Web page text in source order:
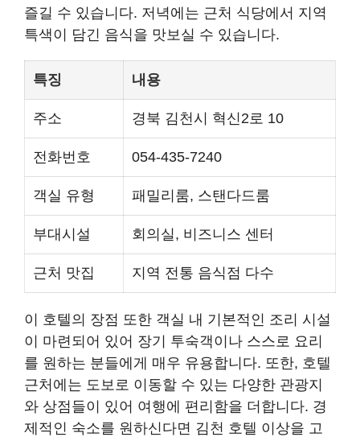
즐길 수 있습니다. 저녁에는 근처 식당에서 지역
특색이 담긴 음식을 맛보실 수 있습니다.
특징 내용
주소 경북 김천시 혁신2로 10
전화번호 054-435-7240
객실 유형 패밀리룸, 스탠다드룸
부대시설 회의실, 비즈니스 센터
근처 맛집 지역 전통 음식점 다수
이 호텔의 장점 또한 객실 내 기본적인 조리 시설
이 마련되어 있어 장기 투숙객이나 스스로 요리
를 원하는 분들에게 매우 유용합니다. 또한, 호텔
근처에는 도보로 이동할 수 있는 다양한 관광지
와 상점들이 있어 여행에 편리함을 더합니다. 경
제적인 숙소를 원하신다면 김천 호텔 이상을 고